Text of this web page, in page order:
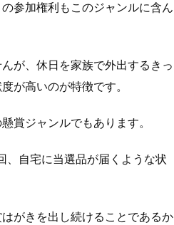
参加権利もこのジャンルに含ん
が、休日を家族で外出するきっ
が高いのが特徴です。
賞ジャンルでもあります。
、自宅に当選品が届くような状
がきを出し続けることであるか